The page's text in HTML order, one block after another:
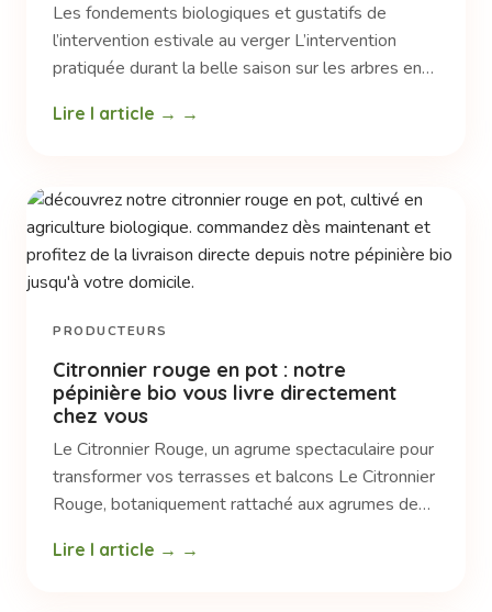
Les fondements biologiques et gustatifs de
l’intervention estivale au verger L’intervention
pratiquée durant la belle saison sur les arbres en…
Lire l article →
PRODUCTEURS
Citronnier rouge en pot : notre
pépinière bio vous livre directement
chez vous
Le Citronnier Rouge, un agrume spectaculaire pour
transformer vos terrasses et balcons Le Citronnier
Rouge, botaniquement rattaché aux agrumes de…
Lire l article →